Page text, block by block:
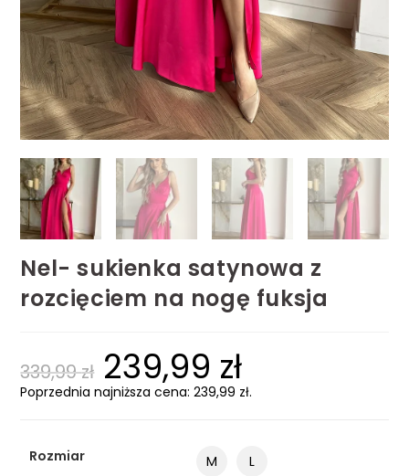
Nel- sukienka satynowa z
rozcięciem na nogę fuksja
339,99zł 239,99 zł
Poprzednia najniższa cena:239,99 zł.
Rozmiar M L